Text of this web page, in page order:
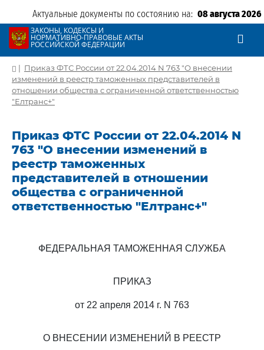
Актуальные документы по состоянию на: 08 августа 2026
ЗАКОНЫ, КОДЕКСЫ И
НОРМАТИВНО-ПРАВОВЫЕ АКТЫ
РОССИЙСКОЙ ФЕДЕРАЦИИ
| Приказ ФТС России от 22.04.2014 N 763 "О внесении
изменений в реестр таможенных представителей в
отношении общества с ограниченной ответственностью
"Елтранс+"
Приказ ФТС России от 22.04.2014 N
763 "О внесении изменений в
реестр таможенных
представителей в отношении
общества с ограниченной
ответственностью "Елтранс+"
ФЕДЕРАЛЬНАЯ ТАМОЖЕННАЯ СЛУЖБА
ПРИКАЗ
от 22 апреля 2014 г. N 763
О ВНЕСЕНИИ ИЗМЕНЕНИЙ В РЕЕСТР